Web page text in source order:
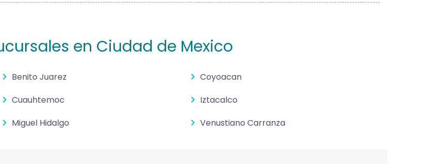
en Ciudad de Mexico
Benito Juarez
Coyoacan
Cuauhtemoc
Iztacalco
Miguel Hidalgo Venustiano Carranza